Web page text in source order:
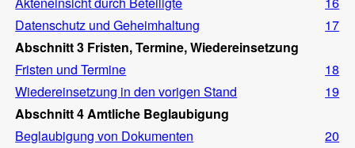
Datenschutz und Geheimhaltung
17
Abschnitt 3 Fristen, Termine, Wiedereinsetzung
Fristen und Termine
18
Wiedereinsetzung in den vorigen Stand
19
Abschnitt 4 Amtliche Beglaubigung
Beglaubigung von Dokumenten
20